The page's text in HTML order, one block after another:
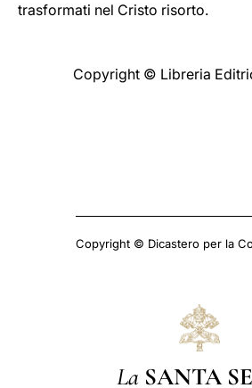
trasformati nel Cristo risorto.
Copyright © Libreria
Copyright © Dicastero per la
La SANTA